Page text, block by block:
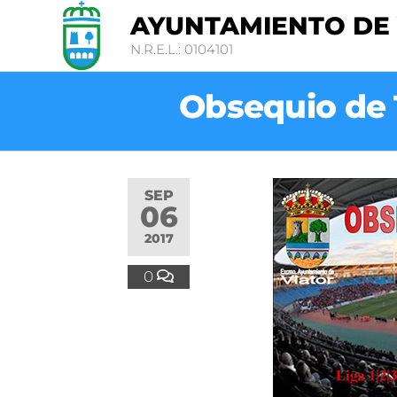
AYUNTAMIENTO
N.R.E.L.: 0104101
Obsequio de
SEP
06
2017
0